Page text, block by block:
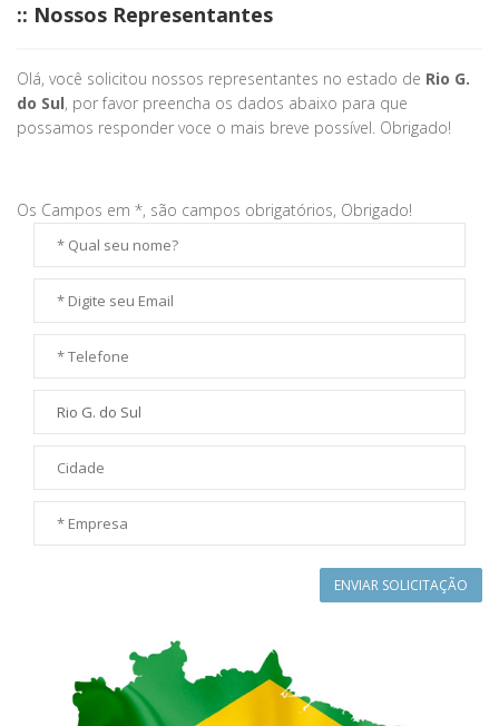
:: Nossos Representantes
Olá, você solicitou nossos representantes no estado de Rio G.
do Sul, por favor preencha os dados abaixo para que
possamos responder voce o mais breve possível. Obrigado!
Os Campos em *, são campos obrigatórios, Obrigado!
ENVIAR SOLICITAÇÃO